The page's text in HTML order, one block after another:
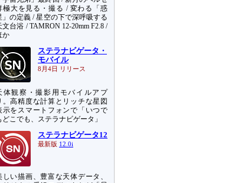
極大を見る・撮る / 変わる「惑
」の定義 / 星空の下で深呼吸する
文台浴 / TAMRON 12-20mm F2.8 /
か
ステラナビゲータ・
モバイル
8月4日 リリース
体観察・撮影用モバイルアプ
。高精度な計算とリッチな星図
示をスマートフォンで「いつで
どこでも、ステラナビゲータ」
ステラナビゲータ12
最新版 12.0i
しい描画、豊富な天体データ、